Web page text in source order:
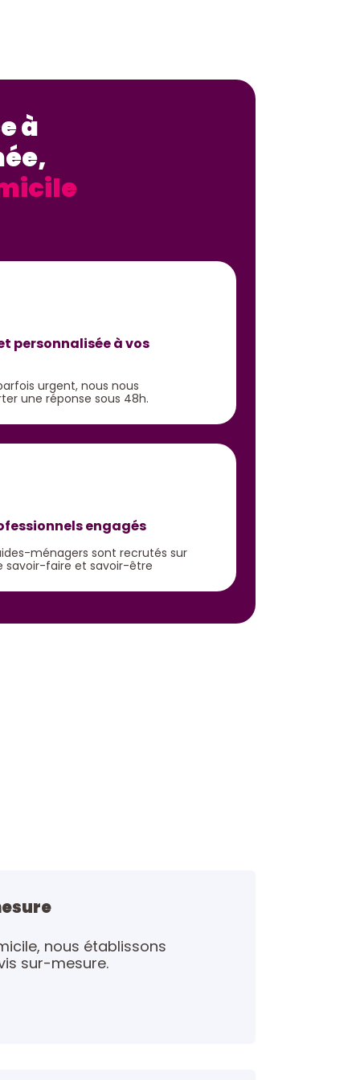
à
personnalisée à vos
urgent, nous nous
une réponse sous 48h.
engagés
ménagers sont recrutés sur
savoir-faire et savoir-être
nous établissons
sur-mesure.